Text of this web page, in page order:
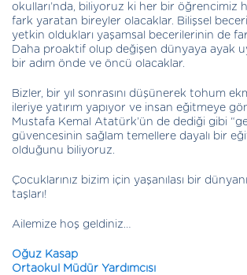
okulları’nda, biliyoruz ki her bir öğrencimiz
fark yaratan bireyler olacaklar. Bilişsel
yetkin oldukları yaşamsal becerilerinin de
Daha proaktif olup değişen dünyaya ayak
bir adım önde ve öncü olacaklar.
Bizler, bir yıl sonrasını düşünerek tohum
ileriye yatırım yapıyor ve insan eğitmeye
Mustafa Kemal Atatürk’ün de dediği gibi
güvencesinin sağlam temellere dayalı bir
olduğunu biliyoruz.
Çocuklarınız bizim için yaşanılası bir
taşları!
Ailemize hoş geldiniz…
Oğuz Kasap
Ortaokul Müdür Yardımcısı